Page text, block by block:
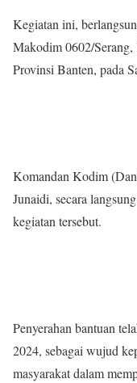
Kegiatan ini,
Makodim 0602/
Provinsi Banten, pada
Komandan Kodim
Junaidi, secara
kegiatan tersebut.
Penyerahan bantuan
2024, sebagai wujud
masyarakat dalam